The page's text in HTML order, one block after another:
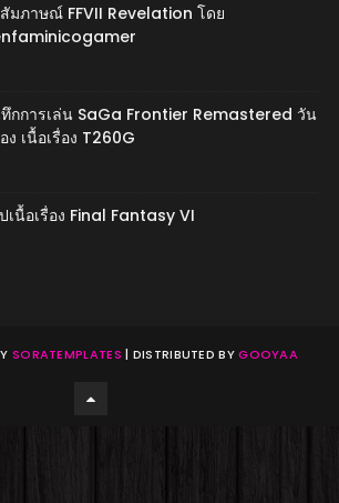
มภาษณ์ FFVII Revelation โดย
กการเล่น SaGa Frontier Remastered วัน
ง เนื้อเรื่อง T260G
เนื้อเรื่อง Final Fantasy VI
SORATEMPLATES | DISTRIBUTED BYGOOYAA